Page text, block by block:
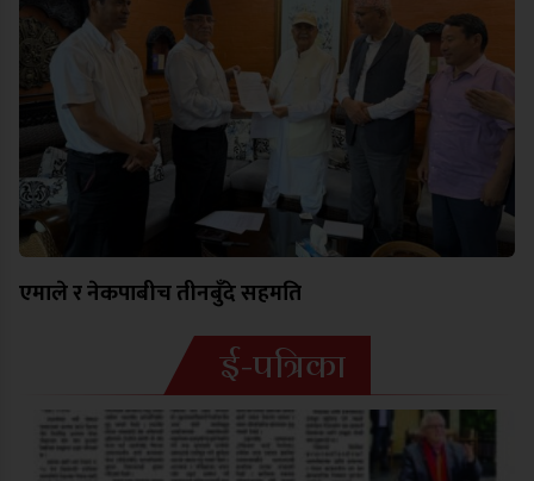
एमाले र नेकपाबीच तीनबुँदे सहमति
ई-पत्रिका